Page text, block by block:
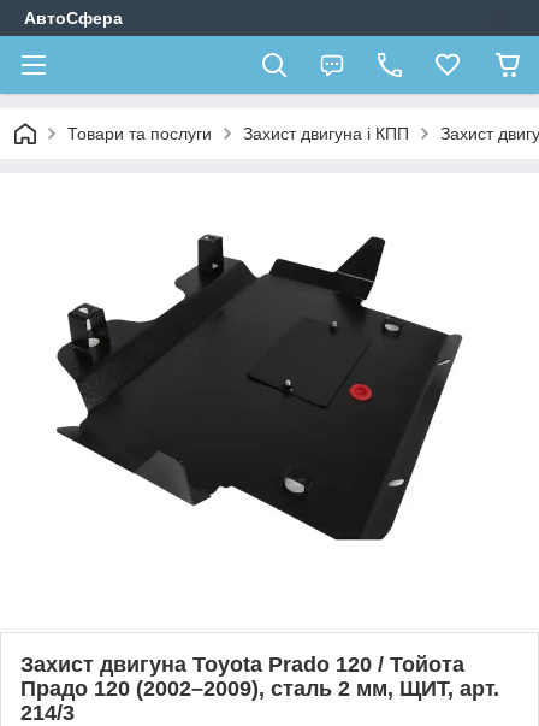
АвтоСфера
Товари та послуги Захист двигуна і КПП Захист
Захист двигуна Toyota Prado 120 / Тойота
Прадо 120 (2002–2009), сталь 2 мм, ЩИТ, арт.
214/3